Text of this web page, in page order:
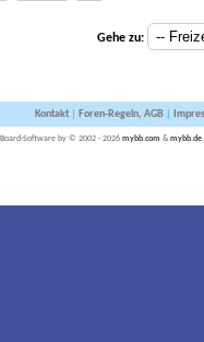
Gehe zu:
Kontakt| Foren-Regeln, AGB|
Board-Software by © 2002 - 2026 mybb.com & mybb.de